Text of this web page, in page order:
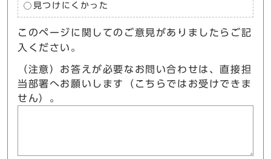
見つけにくかった
このページに関してのご意見がありましたらご記
入ください。
（注意）お答えが必要なお問い合わせは、直接担
当部署へお願いします（こちらではお受けできま
せん）。